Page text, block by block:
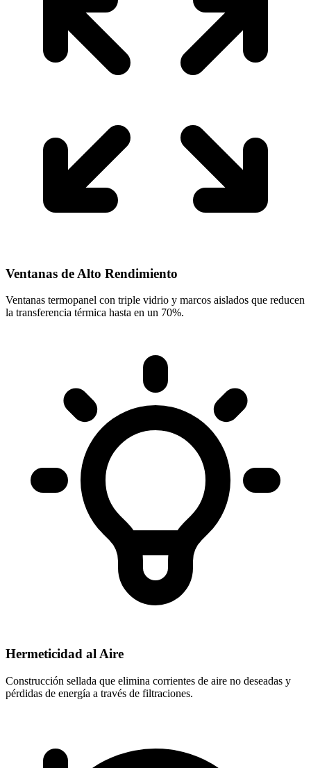
Ventanas de Alto Rendimiento
Ventanas termopanel con triple vidrio y marcos aislados que reducen
la transferencia térmica hasta en un 70%.
Hermeticidad al Aire
Construcción sellada que elimina corrientes de aire no deseadas y
pérdidas de energía a través de filtraciones.